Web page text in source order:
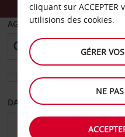
AGENCE DE DÉPART
Sélectionnez une autre
DATE DE DÉPART
cliquant sur ACCEPTER
utilisions des cookies.
GÉRER
NE